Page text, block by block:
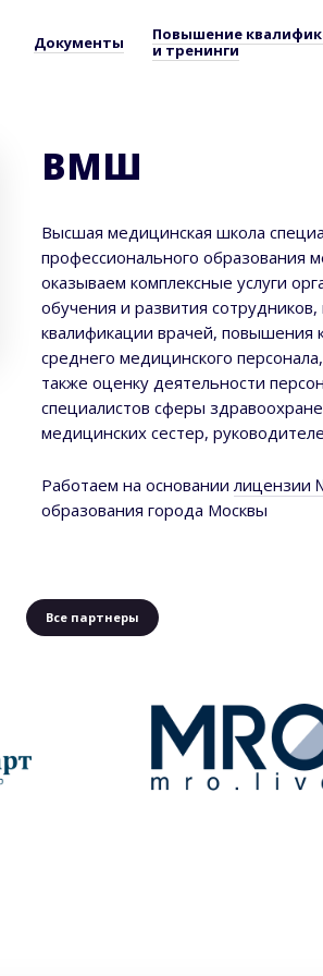
Документы
Повышение
и тренинги
ВМШ
Высшая медицинская школа
профессионального образования
оказываем комплексные услуги
обучения и развития
квалификации врачей, повышения
среднего медицинского
также оценку деятельности
специалистов сферы
медицинских сестер,
Работаем на основаниилицензии
образования города Москвы
Все партнеры